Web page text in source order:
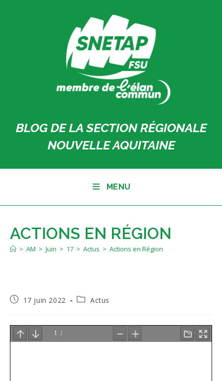
BLOG DE LA SECTION RÉGIONALE
NOUVELLE AQUITAINE
MENU
ACTIONS EN RÉGION
> AM > Juin > 17 > Actus > Actions en Région
Publication
17 juin 2022
PostActus